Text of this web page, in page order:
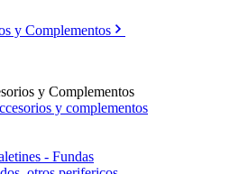
y Complementos
y Complementos
y complementos
- Fundas